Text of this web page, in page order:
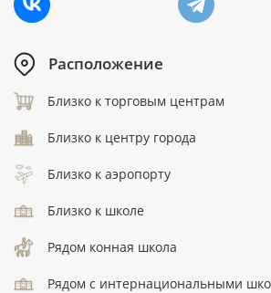
Расположение
Близко к торговым центрам
Близко к центру города
Близко к аэропорту
Близко к школе
Рядом конная школа
Рядом с интернациональными